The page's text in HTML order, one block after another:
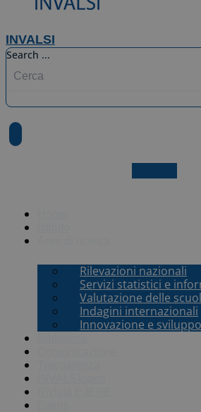
INVALSI
Search ...
Rilevazioni nazionali
Servizi statistici e
Valutazione delle
Indagini internazionali
Innovazione e sviluppo